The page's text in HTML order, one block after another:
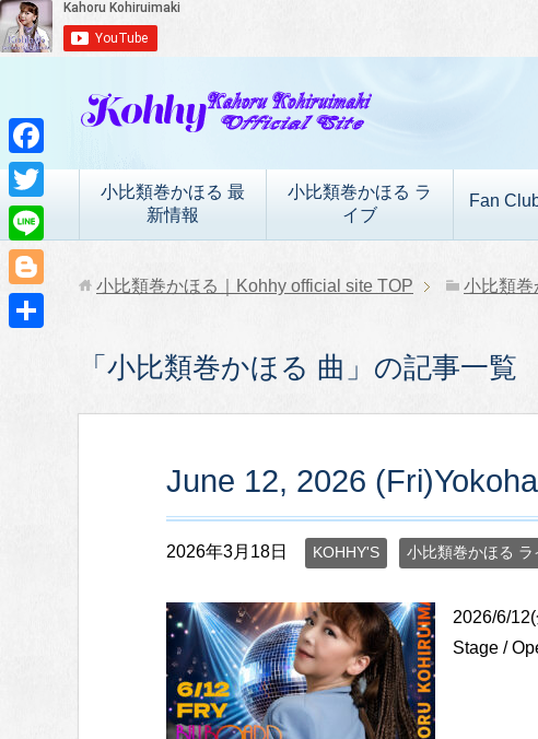
小比類巻かほる 最
新情報
小比類巻かほる ラ
イブ
Fan
小比類巻かほる｜Kohhy official site TOP 小比類巻
「小比類巻かほる 曲」の記事一覧
June 12, 2026
2026年3月18日 KOHHY'S 小比類巻かほる ラ
2026/6/
Stage /
F
a
c
e
b
T
w
i
L
i
n
B